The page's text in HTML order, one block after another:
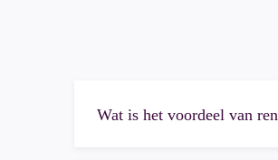
Wat is het voordeel van